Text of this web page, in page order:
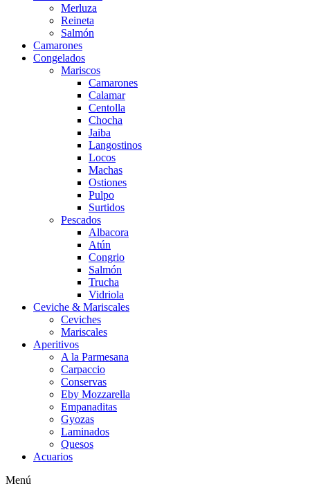
Merluza
Reineta
Salmón
Camarones
Congelados
Mariscos
Camarones
Calamar
Centolla
Chocha
Jaiba
Langostinos
Locos
Machas
Ostiones
Pulpo
Surtidos
Pescados
Albacora
Atún
Congrio
Salmón
Trucha
Vidriola
Ceviche & Mariscales
Ceviches
Mariscales
Aperitivos
A la Parmesana
Carpaccio
Conservas
Eby Mozzarella
Empanaditas
Gyozas
Laminados
Quesos
Acuarios
Menú